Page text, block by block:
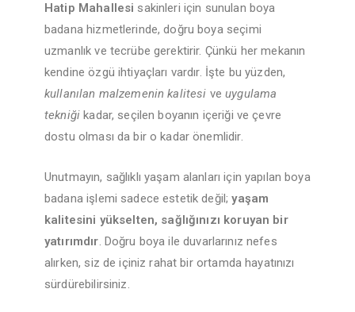
Hatip Mahallesi sakinleri için sunulan boya
badana hizmetlerinde, doğru boya seçimi
uzmanlık ve tecrübe gerektirir. Çünkü her mekanın
kendine özgü ihtiyaçları vardır. İşte bu yüzden,
kullanılan malzemenin kalitesi veuygulama
tekniği kadar, seçilen boyanın içeriği ve çevre
dostu olması da bir o kadar önemlidir.
Unutmayın, sağlıklı yaşam alanları için yapılan boya
badana işlemi sadece estetik değil;yaşam
kalitesini yükselten, sağlığınızı koruyan bir
yatırımdır. Doğru boya ile duvarlarınız nefes
alırken, siz de içiniz rahat bir ortamda hayatınızı
sürdürebilirsiniz.